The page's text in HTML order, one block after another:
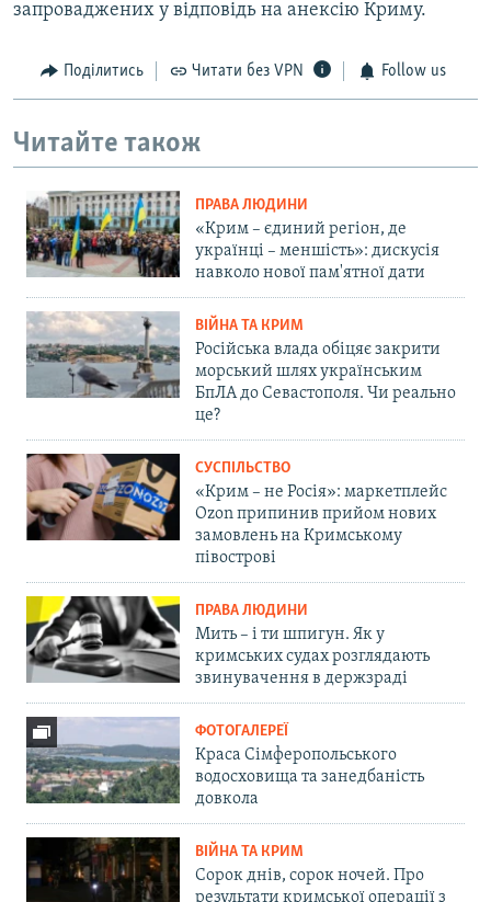
запроваджених у відповідь на анексію Криму.
Поділитись Читати без VPN Follow us
Читайте також
ПРАВА ЛЮДИНИ
«Крим – єдиний регіон, де
українці – меншість»: дискусія
навколо нової пам'ятної дати
ВІЙНА ТА КРИМ
Російська влада обіцяє закрити
морський шлях українським
БпЛА до Севастополя. Чи реально
це?
СУСПІЛЬСТВО
«Крим – не Росія»: маркетплейс
Ozon припинив прийом нових
замовлень на Кримському
півострові
ПРАВА ЛЮДИНИ
Мить – і ти шпигун. Як у
кримських судах розглядають
звинувачення в держзраді
ФОТОГАЛЕРЕЇ
Краса Сімферопольського
водосховища та занедбаність
довкола
ВІЙНА ТА КРИМ
Сорок днів, сорок ночей. Про
результати кримської операції з